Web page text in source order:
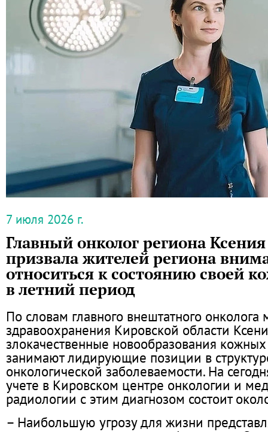
7 июля 2026 г.
Главный онколог региона
призвала жителей региона
относиться к состоянию своей
в летний период
По словам главного внештатного онколога
здравоохранения Кировской области
злокачественные новообразования
занимают лидирующие позиции в
онкологической заболеваемости. На
учете в Кировском центре онкологии и
радиологии с этим диагнозом состоит
– Наибольшую угрозу для жизни